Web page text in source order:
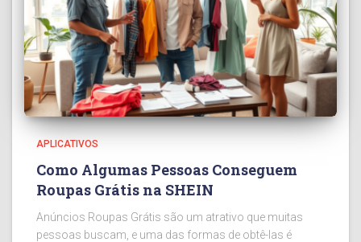
APLICATIVOS
Como Algumas Pessoas Conseguem
Roupas Grátis na SHEIN
Anúncios Roupas Grátis são um atrativo que muitas
pessoas buscam, e uma das formas de obtê-las é